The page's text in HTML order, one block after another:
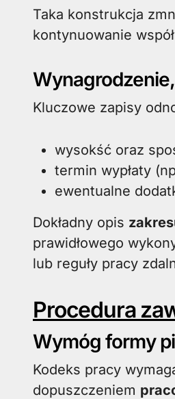
Taka konstrukcja
kontynuowanie
Kluczowe zapisy
wysokść oraz
termin wypłaty
ewentualne
Dokładny opis
prawidłowego
lub reguły pracy
Procedura
Wymóg formy
Kodeks pracy
dopuszczeniem